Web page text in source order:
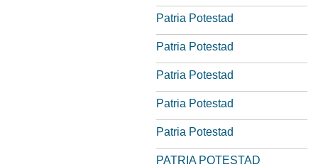
Patria Potestad
Patria Potestad
Patria Potestad
Patria Potestad
Patria Potestad
PATRIA POTESTAD